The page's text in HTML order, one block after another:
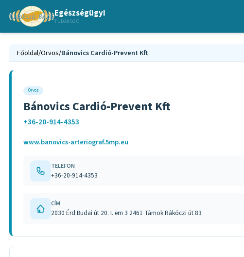
Egészségügyi
TUDAKOZÓ
Főoldal/Orvos/Bánovics Cardió-Prevent Kft
Orvos
Bánovics Cardió-Prevent Kft
+36-20-914-4353
www.banovics-arteriograf.5mp.eu
TELEFON
+36-20-914-4353
CÍM
2030 Érd Budai út 20. I. em 3 2461 Tárnok Rákóczi út 83